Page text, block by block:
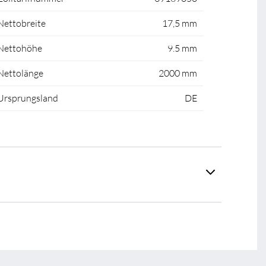
17,5 mm
9.5 mm
2000 mm
DE